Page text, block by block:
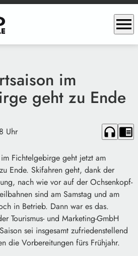
menu
im
geht zu Ende
Uhr headphones chrome_reader_mode
Fichtelgebirge geht jetzt am
Ende. Skifahren geht, dank der
nach wie vor auf der Ochsenkopf-
sind am Samstag und am
in Betrieb. Dann war es das.
Tourismus- und Marketing-GmbH
sei insgesamt zufriedenstellend
die Vorbereitungen fürs Frühjahr.